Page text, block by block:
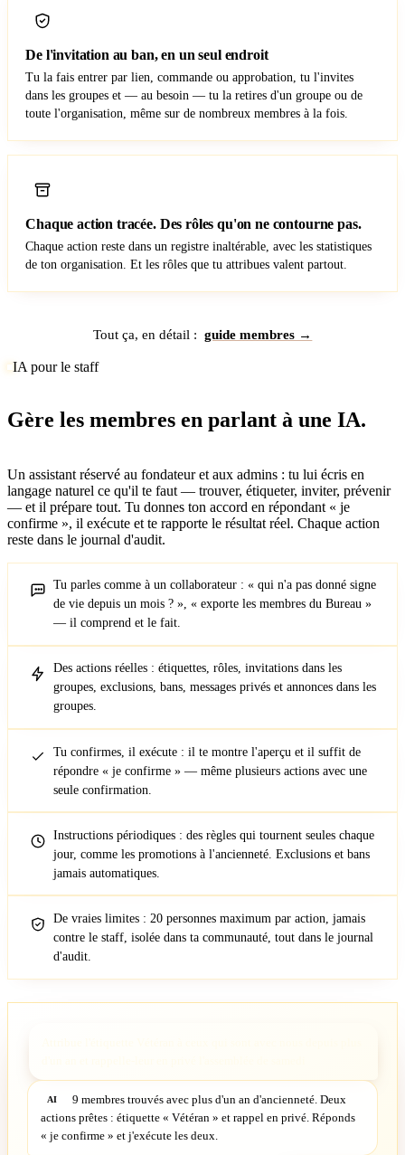
De l'invitation au ban, en un seul endroit
Tu la fais entrer par lien, commande ou approbation, tu l'invites
dans les groupes et — au besoin — tu la retires d'un groupe ou de
toute l'organisation, même sur de nombreux membres à la fois.
Chaque action tracée. Des rôles qu'on ne contourne pas.
Chaque action reste dans un registre inaltérable, avec les statistiques
de ton organisation. Et les rôles que tu attribues valent partout.
Tout ça, en détail : guide membres →
IA pour le staff
Gère les membres en parlant à une IA.
Un assistant réservé au fondateur et aux admins : tu lui écris en
langage naturel ce qu'il te faut — trouver, étiqueter, inviter, prévenir
— et il prépare tout. Tu donnes ton accord en répondant « je
confirme », il exécute et te rapporte le résultat réel. Chaque action
reste dans le journal d'audit.
Tu parles comme à un collaborateur : « qui n'a pas donné signe
de vie depuis un mois ? », « exporte les membres du Bureau »
— il comprend et le fait.
Des actions réelles : étiquettes, rôles, invitations dans les
groupes, exclusions, bans, messages privés et annonces dans les
groupes.
Tu confirmes, il exécute : il te montre l'aperçu et il suffit de
répondre « je confirme » — même plusieurs actions avec une
seule confirmation.
Instructions périodiques : des règles qui tournent seules chaque
jour, comme les promotions à l'ancienneté. Exclusions et bans
jamais automatiques.
De vraies limites : 20 personnes maximum par action, jamais
contre le staff, isolée dans ta communauté, tout dans le journal
d'audit.
AI
9 membres trouvés avec plus d'un an d'ancienneté. Deux
actions prêtes : étiquette « Vétéran » et rappel en privé. Réponds
« je confirme » et j'exécute les deux.